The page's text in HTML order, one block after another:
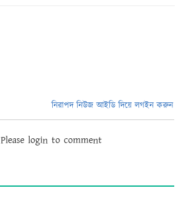
নিরাপদ নিউজ আইডি দিয়ে লগইন করুন
Please login to comment